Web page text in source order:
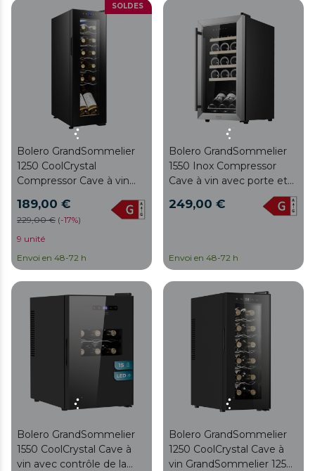
en bois, écran tactile et
éclairage interne par LED.
SOLDES
Bolero GrandSommelier
1250 CoolCrystal
Compressor Cave à vin
12 bouteilles, réglage de la
température de 8 à 18 ºC,
25 cm de largeur et 79,5
cm de hauteur, écran
tactile et éclairage
intérieur LED.
189,00 €
229,00 € (-17%)
9 unité
Envoi en 48-72 h
Bolero GrandSommelier
1550 Inox Compressor
Cave à vin avec porte et
inoxydable, d'une capacité
réfrigération, température
réglable entre 5 et 18 ºC
et panneau de contrôle
tactile.
249,00 €
Envoi en 48-72 h
Bolero GrandSommelier
1550 CoolCrystal Cave à
vin avec contrôle de la
Bolero GrandSommelier
1250 CoolCrystal Cave à
vin GrandSommelier 1250